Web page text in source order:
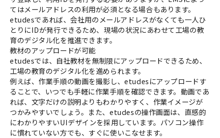
てはメールアドレスの利用が必須となる場合もあります。
etudesであれば、会社用のメールアドレスがなくても一人ひ
とりにIDが発行できるため、現場の状況にあわせて工場の教
育のデジタル化を推進できます。
教材のアップロードが可能
etudesでは、自社教材を無制限にアップロードできるため、
工場の教育のデジタル化を進められます。
例えば、作業手順の動画を撮影し、etudesにアップロードす
ることで、いつでも手軽に作業手順を確認できます。動画であ
れば、文字だけの説明よりもわかりやすく、作業イメージが
つかみやすいでしょう。また、etudesの操作画面は、直感的
にわかりやすいUIデザインを採用しています。パソコン操作
に慣れていない方でも、すぐに使いこなせます。